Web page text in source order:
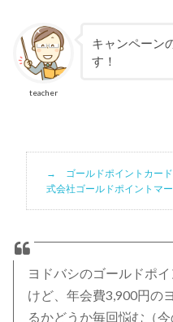
teacher
キャンペーン
す！
ゴールドポイントカー
式会社ゴールドポイントマ
ヨドバシのゴールドポ
けど、年会費3,900円の
るかどうか毎回悩む（